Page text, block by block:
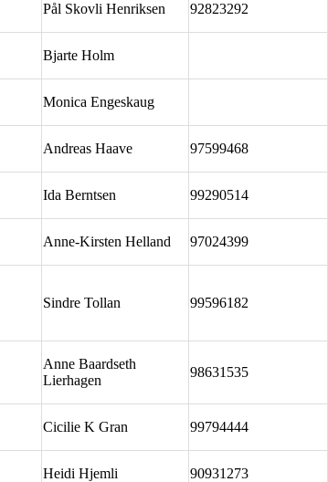
Pål Skovli Henriksen 92823292
Bjarte Holm
Monica Engeskaug
Andreas Haave 97599468
Ida Berntsen 99290514
Anne-Kirsten Helland 97024399
Sindre Tollan 99596182
Anne Baardseth
Lierhagen
98631535
Cicilie K Gran 99794444
Heidi Hjemli 90931273